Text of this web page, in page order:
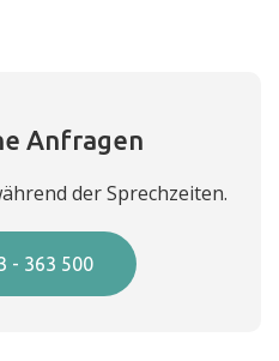
Anfragen
der Sprechzeiten.
- 363 500